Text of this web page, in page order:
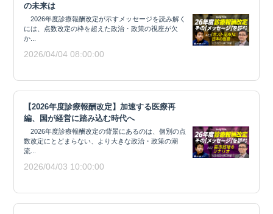
の未来は
2026年度診療報酬改定が示すメッセージを読み解く
には、点数改定の枠を超えた政治・政策の視座が欠
か...
2026/04/04 08:00:00
【2026年度診療報酬改定】加速する医療再
編、国が経営に踏み込む時代へ
2026年度診療報酬改定の背景にあるのは、個別の点
数改定にとどまらない、より大きな政治・政策の潮
流...
2026/04/03 10:00:00